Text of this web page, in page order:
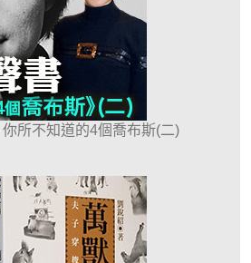
所不知道的4個喬布斯(二)